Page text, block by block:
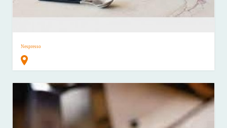
Nespresso